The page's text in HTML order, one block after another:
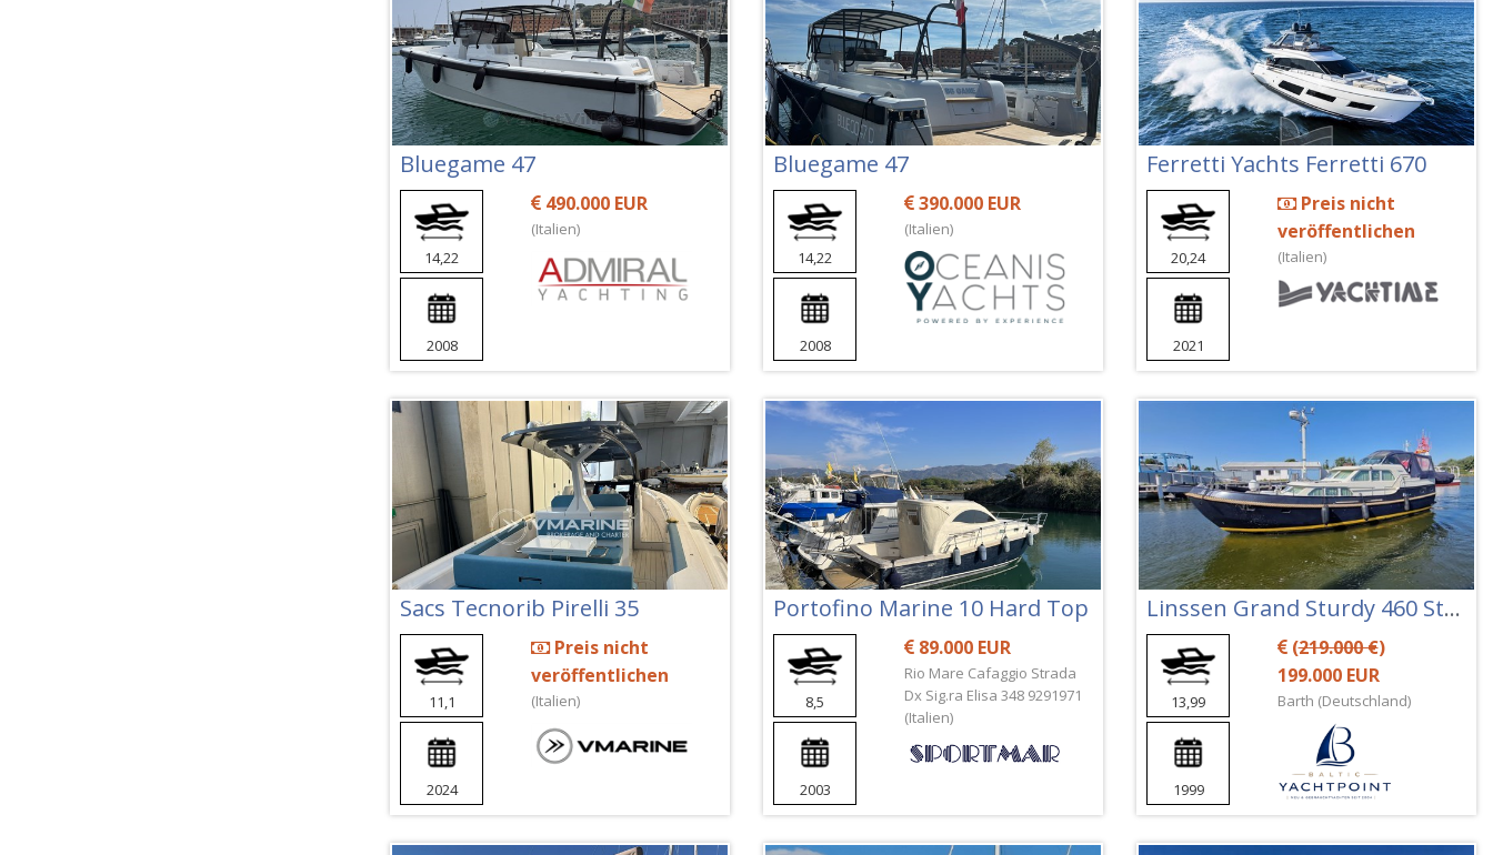
Bluegame 47
14,22
2008
490.000 EUR
(Italien)
Bluegame 47
14,22
2008
390.000 EUR
(Italien)
Ferretti Yachts Ferretti 670
20,24
2021
Preis nicht
veröffentlichen
(Italien)
Sacs Tecnorib Pirelli 35
11,1
2024
Preis nicht
veröffentlichen
(Italien)
Portofino Marine 10 Hard Top
8,5
2003
89.000 EUR
Rio Mare Cafaggio Strada
Dx Sig.ra Elisa 348 9291971
(Italien)
Linssen Grand Sturdy 460 Stabis
13,99
1999
(219.000 €)
199.000 EUR
Barth (Deutschland)